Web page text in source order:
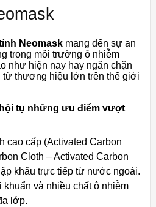
Neomask mang đến sự an
trong môi trường ô nhiễm
như hiện nay hay ngăn chặn
từ thương hiệu lớn trên thế giới
tụ những ưu điểm vượt
cao cấp (Activated Carbon
Cloth – Activated Carbon
khẩu trực tiếp từ nước ngoài.
khuẩn và nhiều chất ô nhiễm
lớp.